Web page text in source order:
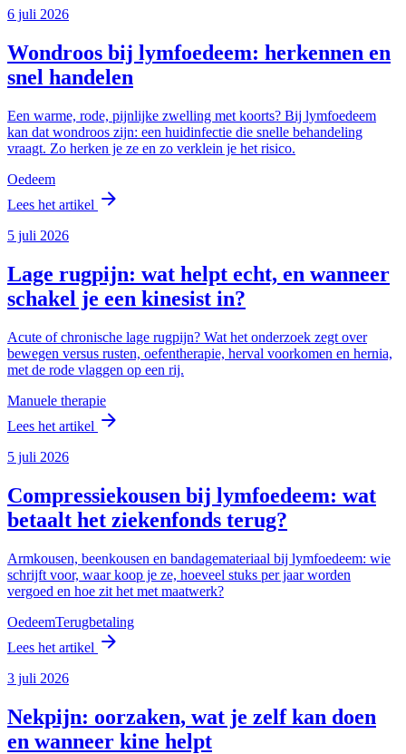
6 juli 2026
Wondroos bij lymfoedeem: herkennen en
snel handelen
Een warme, rode, pijnlijke zwelling met koorts? Bij lymfoedeem
kan dat wondroos zijn: een huidinfectie die snelle behandeling
vraagt. Zo herken je ze en zo verklein je het risico.
Oedeem
Lees het artikel arrow_forward
5 juli 2026
Lage rugpijn: wat helpt echt, en wanneer
schakel je een kinesist in?
Acute of chronische lage rugpijn? Wat het onderzoek zegt over
bewegen versus rusten, oefentherapie, herval voorkomen en hernia,
met de rode vlaggen op een rij.
Manuele therapie
Lees het artikel arrow_forward
5 juli 2026
Compressiekousen bij lymfoedeem: wat
betaalt het ziekenfonds terug?
Armkousen, beenkousen en bandagemateriaal bij lymfoedeem: wie
schrijft voor, waar koop je ze, hoeveel stuks per jaar worden
vergoed en hoe zit het met maatwerk?
OedeemTerugbetaling
Lees het artikel arrow_forward
3 juli 2026
Nekpijn: oorzaken, wat je zelf kan doen
en wanneer kine helpt